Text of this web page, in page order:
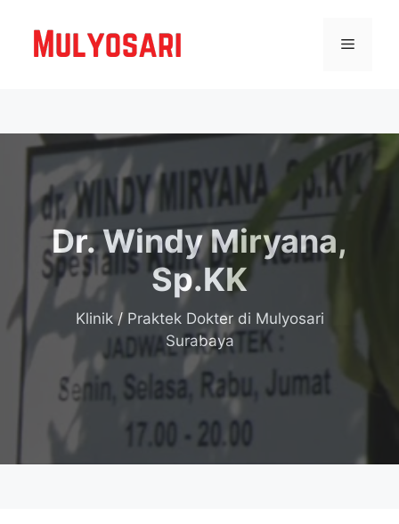
Menu
Dr. Windy Miryana,
Sp.KK
Klinik / Praktek Dokterdi Mulyosari
Surabaya